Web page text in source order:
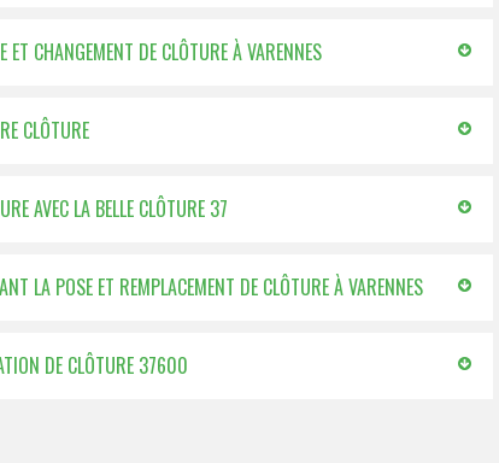
CHANGEMENT DE CLÔTURE À VARENNES
CLÔTURE
AVEC LA BELLE CLÔTURE 37
LA POSE ET REMPLACEMENT DE CLÔTURE À VARENNES
DE CLÔTURE 37600